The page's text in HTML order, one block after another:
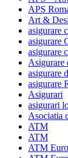
APS
Art &
asigurare
asigurare
asigurare
Asigurare
asigurare
asigurare
Asigurari
asigurari
Asociatia
ATM
ATM
ATM